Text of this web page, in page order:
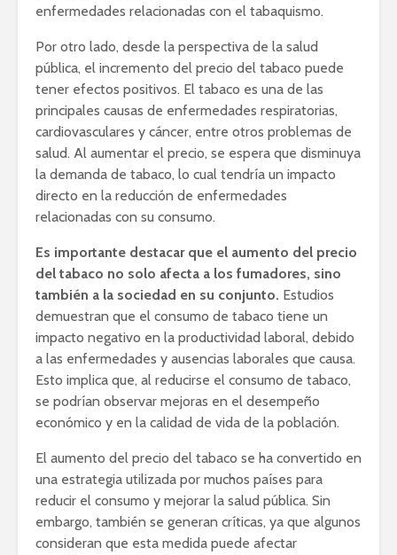
enfermedades relacionadas con el tabaquismo.
Por otro lado, desde la perspectiva de la salud
pública, el incremento del precio del tabaco puede
tener efectos positivos. El tabaco es una de las
principales causas de enfermedades respiratorias,
cardiovasculares y cáncer, entre otros problemas de
salud. Al aumentar el precio, se espera que disminuya
la demanda de tabaco, lo cual tendría un impacto
directo en la reducción de enfermedades
relacionadas con su consumo.
Es importante destacar que el aumento del precio
del tabaco no solo afecta a los fumadores, sino
también a la sociedad en su conjunto. Estudios
demuestran que el consumo de tabaco tiene un
impacto negativo en la productividad laboral, debido
a las enfermedades y ausencias laborales que causa.
Esto implica que, al reducirse el consumo de tabaco,
se podrían observar mejoras en el desempeño
económico y en la calidad de vida de la población.
El aumento del precio del tabaco se ha convertido en
una estrategia utilizada por muchos países para
reducir el consumo y mejorar la salud pública. Sin
embargo, también se generan críticas, ya que algunos
consideran que esta medida puede afectar